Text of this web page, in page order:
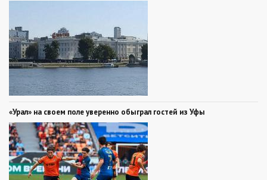
«Урал» на своем поле уверенно обыграл гостей из Уфы